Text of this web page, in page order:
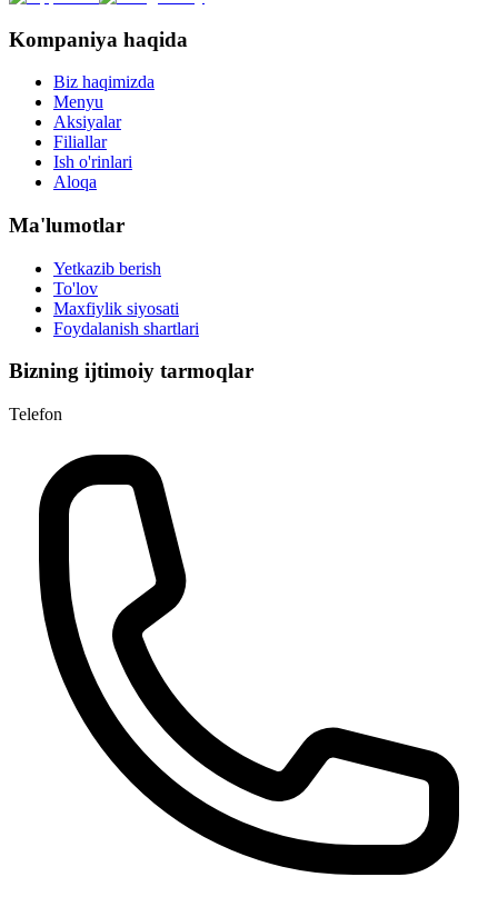
Kompaniya haqida
Biz haqimizda
Menyu
Aksiyalar
Filiallar
Ish o'rinlari
Aloqa
Ma'lumotlar
Yetkazib berish
To'lov
Maxfiylik siyosati
Foydalanish shartlari
Bizning ijtimoiy tarmoqlar
Telefon